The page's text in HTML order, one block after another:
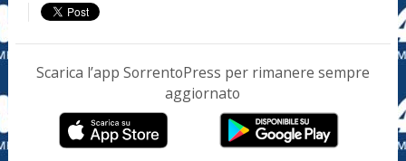
Scarica l’app SorrentoPress per rimanere sempre
aggiornato